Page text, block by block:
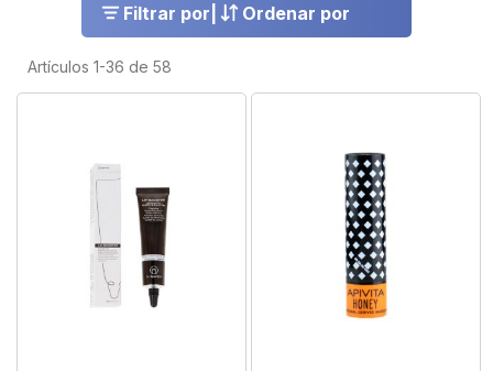
Artículos 1-36 de 58
Filtrar por Ordenar por